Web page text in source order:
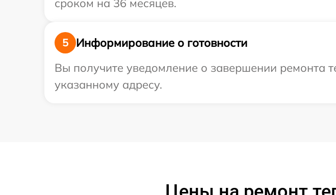
сроком на 36 месяцев.
5
Информирование о готовности
Вы получите уведомление о завершении ремонта
указанному адресу.